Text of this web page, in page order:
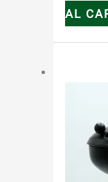
AL